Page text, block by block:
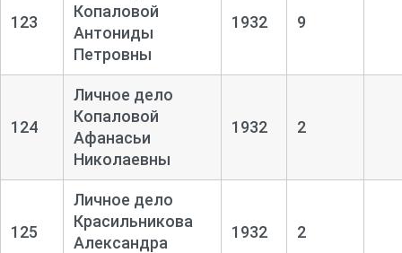
123
Копаловой
Антониды
Петровны
1932 9
124
Личное дело
Копаловой
Афанасьи
Николаевны
1932 2
125
Личное дело
Красильникова
Александра
1932 2